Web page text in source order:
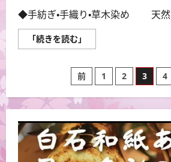
◆手紡ぎ・手織り・草木染め 天然
「続きを読む」
さ
服」
示
販
に
つ
い
て
さ
投
稿
の
ペ
前 1 2 3 4